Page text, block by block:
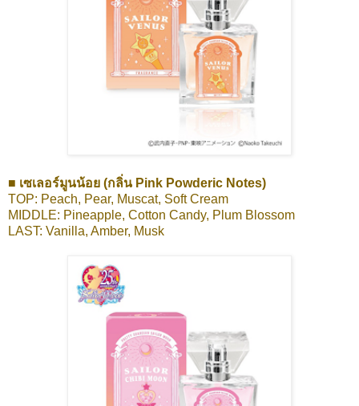
■ เซเลอร์มูนน้อย (กลิ่น Pink Powderic Notes)
TOP: Peach, Pear, Muscat, Soft Cream
MIDDLE: Pineapple, Cotton Candy, Plum Blossom
LAST: Vanilla, Amber, Musk